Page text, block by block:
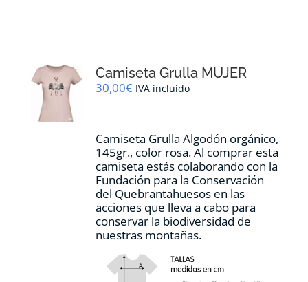
se
pueden
en
página
de
producto
Camiseta Grulla MUJER
30,00€ IVA incluido
Camiseta Grulla Algodón orgánico,
145gr., color rosa. Al comprar esta
camiseta estás colaborando con la
Fundación para la Conservación
del Quebrantahuesos en las
acciones que lleva a cabo para
conservar la biodiversidad de
nuestras montañas.